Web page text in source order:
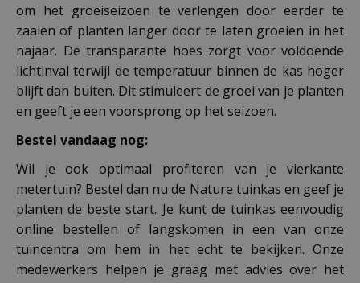
om het groeiseizoen te verlengen door eerder te
zaaien of planten langer door te laten groeien in het
najaar. De transparante hoes zorgt voor voldoende
lichtinval terwijl de temperatuur binnen de kas hoger
blijft dan buiten. Dit stimuleert de groei van je planten
en geeft je een voorsprong op het seizoen.
Bestel vandaag nog:
Wil je ook optimaal profiteren van je vierkante
metertuin? Bestel dan nu de Nature tuinkas en geef je
planten de beste start. Je kunt de tuinkas eenvoudig
online bestellen of langskomen in een van onze
tuincentra om hem in het echt te bekijken. Onze
medewerkers helpen je graag met advies over het